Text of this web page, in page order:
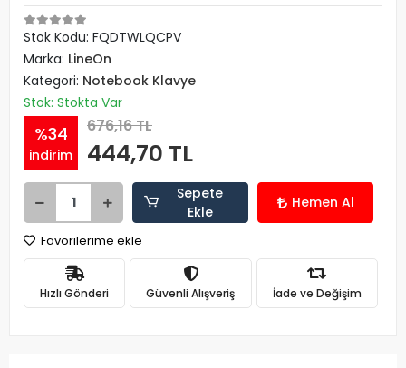
Stok Kodu: FQDTWLQCPV
Marka: LineOn
Kategori: Notebook Klavye
Stok: Stokta Var
%34
indirim
676,16 TL
444,70 TL
Sepete
Ekle
Hemen Al
Favorilerime ekle
Hızlı Gönderi Güvenli Alışveriş İade ve Değişim